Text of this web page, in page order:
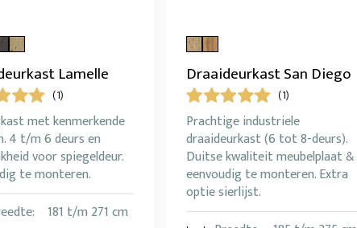
Lamelle
(1)
met kenmerkende
4 t/m 6 deurs en
voor spiegeldeur.
te monteren.
181 t/m 271 cm
Draaideurkast San Diego
(1)
Prachtige industriele
draaideurkast (6 tot 8-deurs).
Duitse kwaliteit meubelplaat &
eenvoudig te monteren. Extra
optie sierlijst.